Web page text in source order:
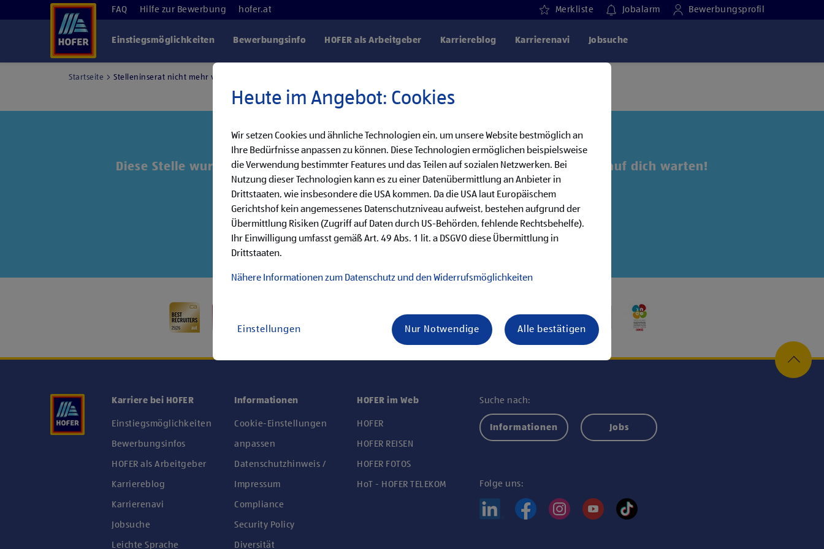
FAQ Hilfe zur Bewerbung hofer.at Merkliste Jobalarm Bewerbungsprofil
Einstiegsmöglichkeiten Bewerbungsinfo HOFER als Arbeitgeber Karriereblog Karrierenavi Jobsuche
Startseite Stelleninserat nicht mehr verfügbar
Diese Stelle wurde leider bereits besetzt, aber wir haben noch weitere Jobs, die auf dich warten!
Danke für dein Interesse!
Entdecke unsere offenen Jobs oder abonniere deinen persönlichen Jobalarm:
Jobsuche Jobalarm
Karriere bei HOFER
Einstiegsmöglichkeiten
Bewerbungsinfos
HOFER als Arbeitgeber
Karriereblog
Karrierenavi
Jobsuche
Leichte Sprache
Informationen
Cookie-Einstellungen
anpassen
Datenschutzhinweis /
Impressum
Compliance
Security Policy
Diversität
HOFER im Web
HOFER
HOFER REISEN
HOFER FOTOS
HoT - HOFER TELEKOM
Suche nach:
Informationen Jobs
Folge uns:
Heute im Angebot: Cookies
Wir setzen Cookies und ähnliche Technologien ein, um unsere Website bestmöglich an
Ihre Bedürfnisse anpassen zu können. Diese Technologien ermöglichen beispielsweise
die Verwendung bestimmter Features und das Teilen auf sozialen Netzwerken. Bei
Nutzung dieser Technologien kann es zu einer Datenübermittlung an Anbieter in
Drittstaaten, wie insbesondere die USA kommen. Da die USA laut Europäischem
Gerichtshof kein angemessenes Datenschutzniveau aufweist, bestehen aufgrund der
Übermittlung Risiken (Zugriff auf Daten durch US-Behörden, fehlende Rechtsbehelfe).
Ihr Einwilligung umfasst gemäß Art. 49 Abs. 1 lit. a DSGVO diese Übermittlung in
Drittstaaten.
Nähere Informationen zum Datenschutz und den Widerrufsmöglichkeiten
Einstellungen Nur Notwendige Alle bestätigen